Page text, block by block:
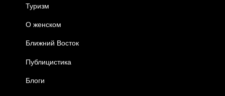
Туризм
О женском
Ближний Восток
Публицистика
Блоги